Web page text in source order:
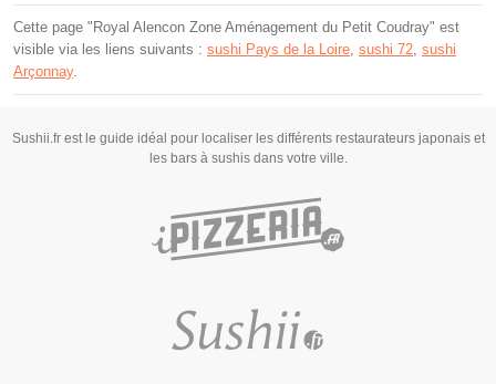
Cette page "Royal Alencon Zone Aménagement du Petit Coudray" est
visible via les liens suivants : sushi Pays de la Loire, sushi 72, sushi
Arçonnay.
Sushii.fr est le guide idéal pour localiser les différents restaurateurs japonais et
les bars à sushis dans votre ville.